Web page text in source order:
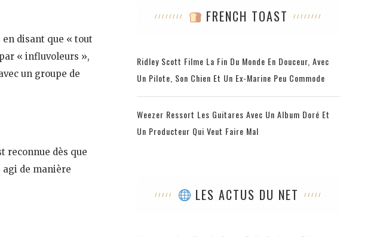
disant que « tout
« influvoleurs »,
un groupe de
reconnue dès que
agi de manière
FRENCH TOAST
Ridley Scott Filme La Fin Du Monde En Douceur, Avec
Un Pilote, Son Chien Et Un Ex-Marine Peu Commode
Weezer Ressort Les Guitares Avec Un Album Doré Et
Un Producteur Qui Veut Faire Mal
LES ACTUS DU NET